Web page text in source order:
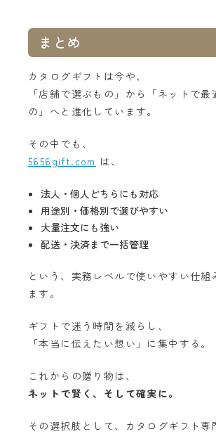
まとめ
カタログギフトは今や、
「店舗で選ぶもの」から「ネットで最
の」へと進化しています。
その中でも、
5656gift.com は、
法人・個人どちらにも対応
用途別・価格別で選びやすい
大量注文にも強い
配送・決済まで一括管理
という、実務レベルで使いやすい仕組
ます。
ギフトで迷う時間を減らし、
「本当に伝えたい想い」に集中する。
これからの贈り物は、
ネットで賢く、そして確実に。
その選択肢として、カタログギフト専